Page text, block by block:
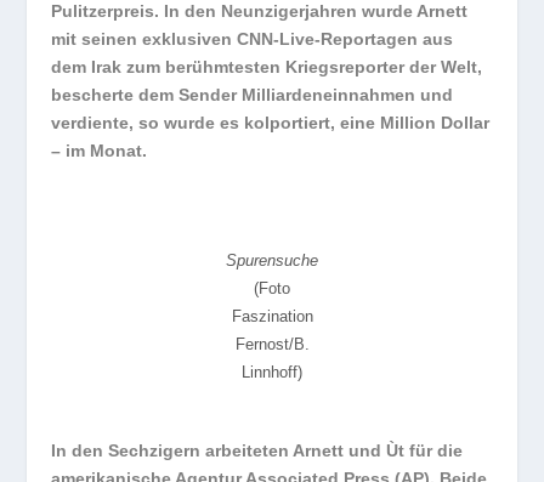
Pulitzerpreis. In den Neunzigerjahren wurde Arnett
mit seinen exklusiven CNN-Live-Reportagen aus
dem Irak zum berühmtesten Kriegsreporter der Welt,
bescherte dem Sender Milliardeneinnahmen und
verdiente, so wurde es kolportiert, eine Million Dollar
– im Monat.
Spurensuche
(Foto
Faszination
Fernost/B.
Linnhoff)
In den Sechzigern arbeiteten Arnett und Ùt für die